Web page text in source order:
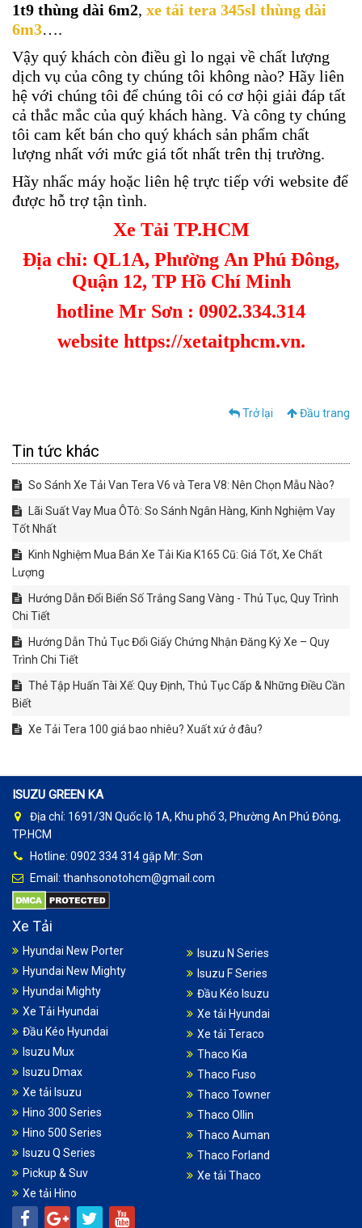
1t9 thùng dài 6m2, xe tải tera 345sl thùng dài
6m3….
Vậy quý khách còn điều gì lo ngại về chất lượng
dịch vụ của công ty chúng tôi không nào? Hãy liên
hệ với chúng tôi để chúng tôi có cơ hội giải đáp tất
cả thắc mắc của quý khách hàng. Và công ty chúng
tôi cam kết bán cho quý khách sản phẩm chất
lượng nhất với mức giá tốt nhất trên thị trường.
Hãy nhấc máy hoặc liên hệ trực tiếp với website để
được hỗ trợ tận tình.
Xe Tải TP.HCM
Địa chỉ: QL1A, Phường An Phú Đông,
Quận 12, TP Hồ Chí Minh
hotline Mr Sơn : 0902.334.314
website https://xetaitphcm.vn.
Trở lại Đầu trang
Tin tức khác
So Sánh Xe Tải Van Tera V6 và Tera V8: Nên Chọn Mẫu Nào?
Lãi Suất Vay Mua ÔTô: So Sánh Ngân Hàng, Kinh Nghiệm Vay
Tốt Nhất
Kinh Nghiệm Mua Bán Xe Tải Kia K165 Cũ: Giá Tốt, Xe Chất
Lượng
Hướng Dẫn Đổi Biển Số Trắng Sang Vàng - Thủ Tục, Quy Trình
Chi Tiết
Hướng Dẫn Thủ Tục Đổi Giấy Chứng Nhận Đăng Ký Xe – Quy
Trình Chi Tiết
Thẻ Tập Huấn Tài Xế: Quy Định, Thủ Tục Cấp & Những Điều Cần
Biết
Xe Tải Tera 100 giá bao nhiêu? Xuất xứ ở đâu?
ISUZU GREEN KA
Địa chỉ: 1691/3N Quốc lộ 1A, Khu phố 3, Phường An Phú Đông,
TP.HCM
Hotline: 0902 334 314 gặp Mr: Sơn
Email: thanhsonotohcm@gmail.com
Xe Tải
Hyundai New Porter
Hyundai New Mighty
Hyundai Mighty
Xe Tải Hyundai
Đầu Kéo Hyundai
Isuzu Mux
Isuzu Dmax
Xe tải Isuzu
Hino 300 Series
Hino 500 Series
Isuzu Q Series
Pickup & Suv
Xe tải Hino
Isuzu N Series
Isuzu F Series
Đầu Kéo Isuzu
Xe tải Hyundai
Xe tải Teraco
Thaco Kia
Thaco Fuso
Thaco Towner
Thaco Ollin
Thaco Auman
Thaco Forland
Xe tải Thaco